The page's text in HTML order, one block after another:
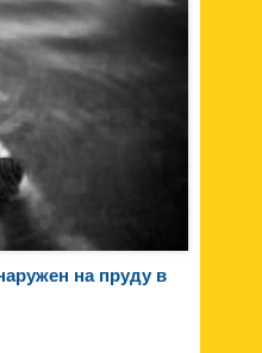
на пруду в